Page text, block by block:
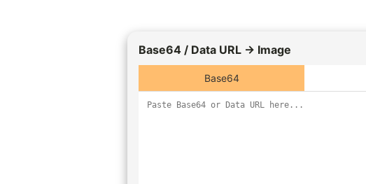
Base64 / Data URL → Image
Base64